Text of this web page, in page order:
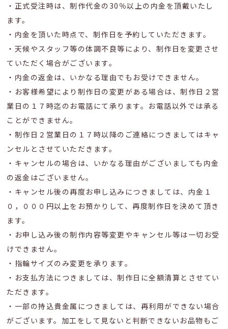
・正式受注時は、制作代金の30％以上の内金を頂戴いたし
ます。
・内金を頂いた時点で、制作日を予約していただきます。
・天候やスタッフ等の体調不良等により、制作日を変更させ
ていただく場合がございます。
・内金の返金は、いかなる理由でもお受けできません。
・お客様希望により制作日の変更がある場合は、制作日２営
業日の１７時迄のお電話にて承ります。お電話以外では承る
ことができません。
・制作日２営業日の１７時以降のご連絡につきましてはキャ
ンセルとさせていただきます。
・キャンセルの場合は、いかなる理由がございましても内金
の返金はございません。
・キャンセル後の再度お申し込みにつきましては、内金１
０，０００円以上をお預かりして、再度制作日を決めて頂き
ます。
・お申し込み後の制作内容等変更やキャンセル等は一切お受
けできません。
・指輪サイズのみ変更を承ります。
・お支払方法につきましては、制作日に全額清算とさせてい
ただきます。
・一部の持込貴金属につきましては、再利用ができない場合
がございます。加工をして見ないと判断できないお品物もご